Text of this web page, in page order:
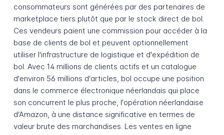
consommateurs sont générées par des partenaires de
marketplace tiers plutôt que par le stock direct de bol.
Ces vendeurs paient une commission pour accéder à la
base de clients de bol et peuvent optionnellement
utiliser l'infrastructure de logistique et d'expédition de
bol. Avec 14 millions de clients actifs et un catalogue
d'environ 56 millions d'articles, bol occupe une position
dans le commerce électronique néerlandais qui place
son concurrent le plus proche, l'opération néerlandaise
d'Amazon, à une distance significative en termes de
valeur brute des marchandises. Les ventes en ligne